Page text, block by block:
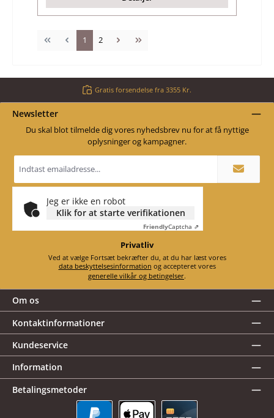
Side
1 Side
2
Gratis forsendelse fra 3355 Kr.
Newsletter
Du skal blot tilmelde dig vores nyhedsbrev nu for at få nyttige
oplysninger og kampagner.
adresse
Jeg er ikke en robot
Klik for at starte verifikationen
FriendlyCaptcha ⇗
Privatliv
Ved at vælge Fortsæt bekræfter du, at du har læst vores
data beskyttelsesinformation
og accepteret vores
generelle vilkår og betingelser.
Om os
Kontaktinformationer
Kundeservice
Information
Betalingsmetoder